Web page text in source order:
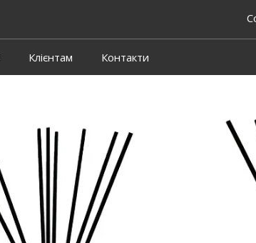
Клієнтам Контакти